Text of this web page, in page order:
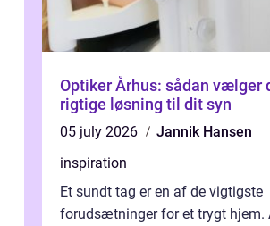
Optiker Århus: sådan vælger
rigtige løsning til dit syn
05 july 2026
Jannik Hansen
inspiration
Et sundt tag er en af de vigtigste
forudsætninger for et trygt hjem.